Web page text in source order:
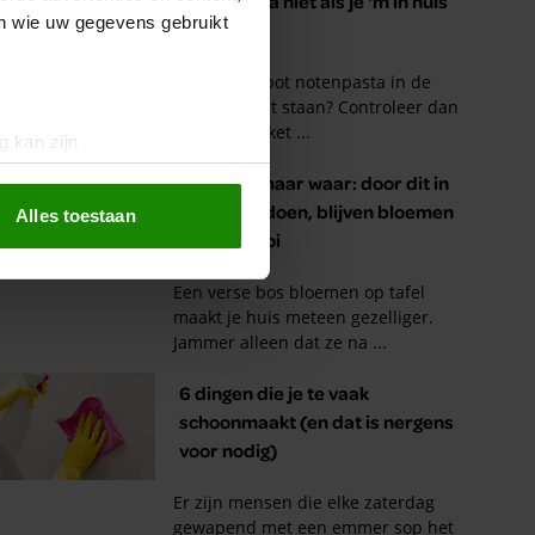
wie uw gegevens gebruikt
kan zijn
te bieden en om ons
partners voor social
die u aan ze heeft
met onze cookies als u
Alles toestaan